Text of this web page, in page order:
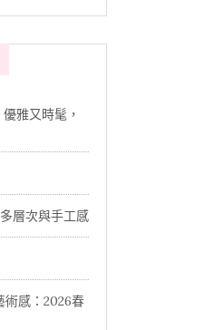
雅又時髦，
層次與手工感
術感：2026春